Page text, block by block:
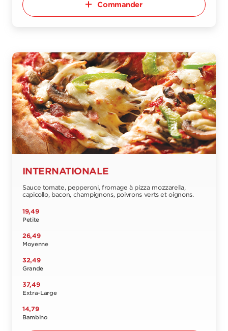
Commander
INTERNATIONALE
Sauce tomate, pepperoni, fromage à pizza mozzarella,
capicollo, bacon, champignons, poivrons verts et oignons.
19,49
Petite
26,49
Moyenne
32,49
Grande
37,49
Extra-Large
14,79
Bambino